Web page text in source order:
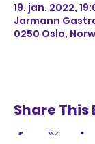
19. jan. 2022,
Jarmann
0250 Oslo,
Share This